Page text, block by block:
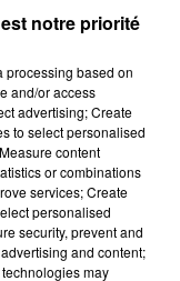
JUSQU'AU
notre priorité
processing based on
and/or access
advertising; Create
to select personalised
content
or combinations
services; Create
personalised
security, prevent and
and content;
may